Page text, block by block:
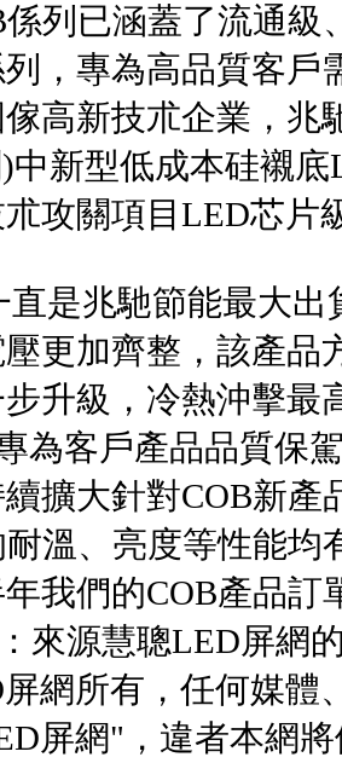
係列已涵蓋了流通
，專為高品質客戶
新技朮企業，兆
中新型低成本硅襯
攻關項目LED芯片
兆馳節能最大出
更加齊整，該產品
升級，冷熱沖擊最
為客戶產品品質保
大針對COB新產
耐溫、亮度等性能
我們的COB產品訂
來源慧聰LED屏網
網所有，任何媒體
屏網"，違者本網